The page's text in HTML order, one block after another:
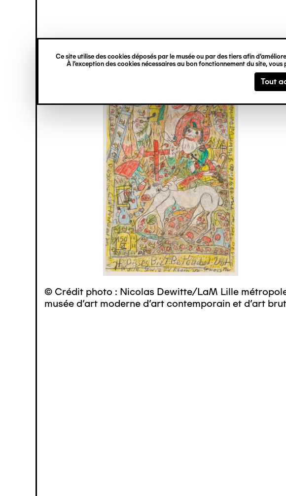
Ce site utilise des cookies déposés par le musée ou par des tiers afin
À l’exception des cookies nécessaires au bon fonctionnement du site,
Tout
principal
verticale
© Crédit photo : Nicolas Dewitte/LaM Lille
musée d’art moderne d’art contemporain et d’art brut